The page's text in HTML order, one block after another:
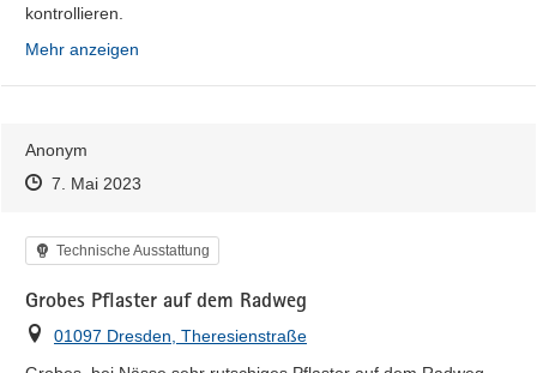
kontrollieren.
Mehr anzeigen
Anonym
Zeitpunkt des Erstellens
Zeitpunkt des Erstellens
7. Mai 2023Zur Äußerung
Kategorie
Technische Ausstattung
Grobes Pflaster auf dem Radweg
Ort
01097 Dresden, Theresienstraße